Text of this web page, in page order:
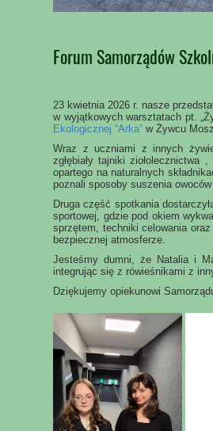
Forum Samorządów
23 kwietnia 2026 r. nasze
w wyjątkowych warsztatach pt.
Ekologicznej “Arka” w Żywcu
Wraz z uczniami z innych
zgłębiały tajniki ziołolecznictwa
opartego na naturalnych
poznali sposoby suszenia
Druga część spotkania
sportowej, gdzie pod okiem
sprzętem, techniki celowania
bezpiecznej atmosferze.
Jesteśmy dumni, że Natalia i
integrując się z rówieśnikami z
Dziękujemy opiekunowi